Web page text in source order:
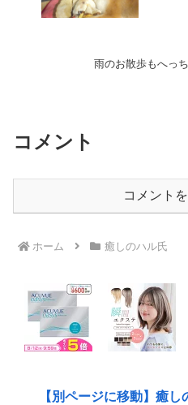
雨のお散歩もへっ
コメント
コメント
ホーム 癒しのハル氏
【別ページに移動】癒